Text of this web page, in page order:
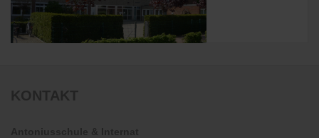
KONTAKT
Antoniusschule & Internat